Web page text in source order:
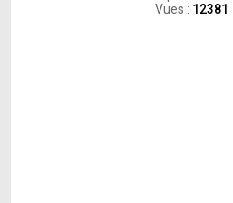
Vues : 12381